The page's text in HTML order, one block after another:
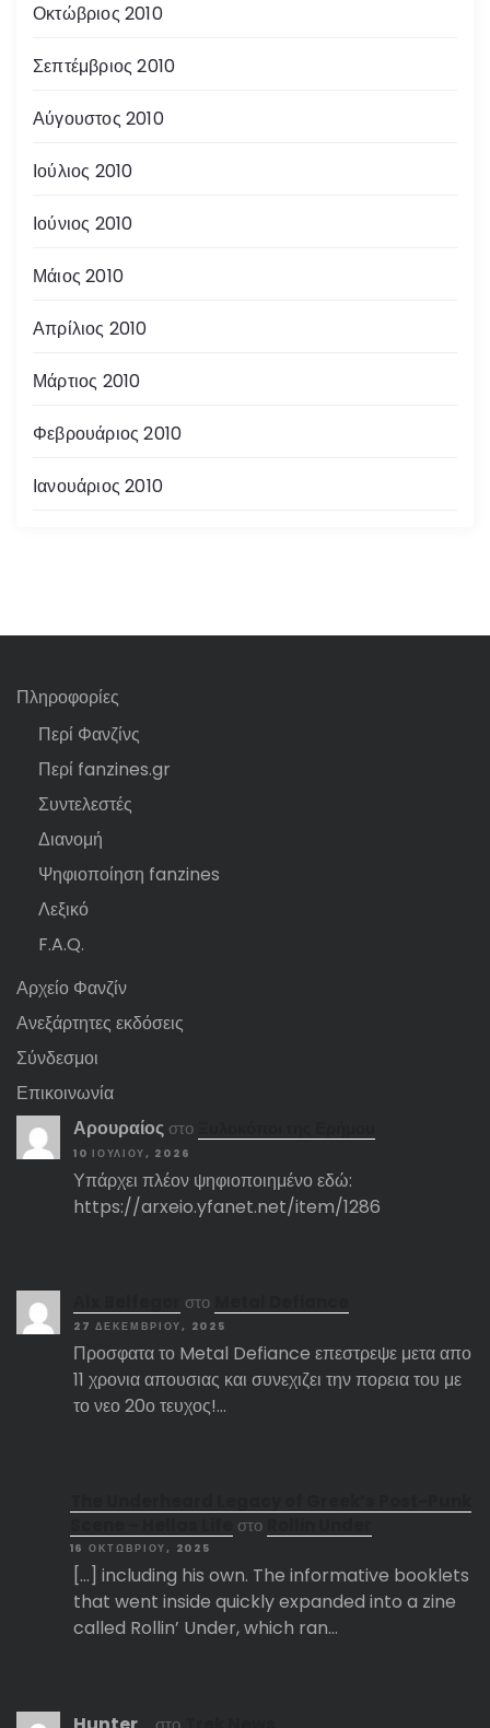
Οκτώβριος 2010
Σεπτέμβριος 2010
Αύγουστος 2010
Ιούλιος 2010
Ιούνιος 2010
Μάιος 2010
Απρίλιος 2010
Μάρτιος 2010
Φεβρουάριος 2010
Ιανουάριος 2010
Πληροφορίες
Περί Φανζίνς
Περί fanzines.gr
Συντελεστές
Διανομή
Ψηφιοποίηση fanzines
Λεξικό
F.A.Q.
Αρχείο Φανζίν
Ανεξάρτητες εκδόσεις
Σύνδεσμοι
Επικοινωνία
Αρουραίος στο
10 ΙΟΥΛΊΟΥ, 2026
Υπάρχει πλέον ψηφιοποιημένο εδώ:
https://arxeio.yfanet.net/item/1286
στο
27 ΔΕΚΕΜΒΡΊΟΥ, 2025
Προσφατα το Metal Defiance επεστρεψε μετα απο
11 χρονια απουσιας και συνεχιζει την πορεια του με
το νεο 20ο τευχος!…
στο
16 ΟΚΤΩΒΡΊΟΥ, 2025
[…] including his own. The informative booklets
that went inside quickly expanded into a zine
called Rollin’ Under, which ran…